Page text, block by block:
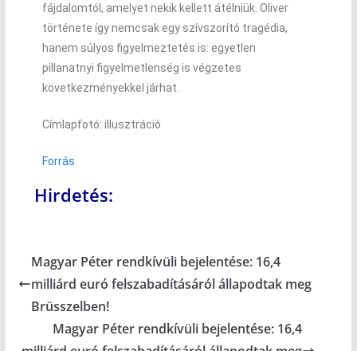
fájdalomtól, amelyet nekik kellett átélniük. Oliver
története így nemcsak egy szívszorító tragédia,
hanem súlyos figyelmeztetés is: egyetlen
pillanatnyi figyelmetlenség is végzetes
következményekkel járhat.
Címlapfotó: illusztráció
Forrás
Hirdetés:
Magyar Péter rendkívüli bejelentése: 16,4
milliárd euró felszabadításáról állapodtak meg
Brüsszelben!
Magyar Péter rendkívüli bejelentése: 16,4